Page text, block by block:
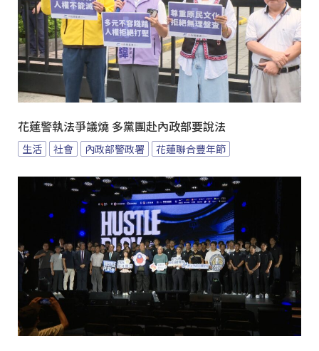
花蓮警執法爭議燒 多黨團赴內政部要說法
生活 社會 內政部警政署 花蓮聯合豐年節